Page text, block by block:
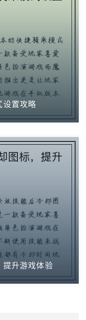
设置攻略
提升游戏体验